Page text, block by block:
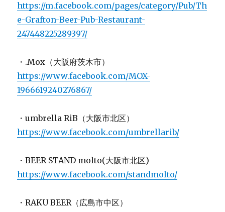
https://m.facebook.com/pages/category/Pub/Th
e-Grafton-Beer-Pub-Restaurant-
247448225289397/
・.Mox（大阪府茨木市）
https://www.facebook.com/MOX-
1966619240276867/
・umbrella RiB（大阪市北区）
https://www.facebook.com/umbrellarib/
・BEER STAND molto(大阪市北区)
https://www.facebook.com/standmolto/
・RAKU BEER（広島市中区）